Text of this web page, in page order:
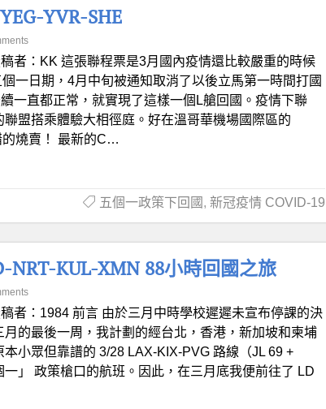
YVR-SHE
者：KK 這張聯程票是3月國內疫情還比較嚴重的時候
一日期，4月中旬被通知取消了以後立馬第一時間打國
一直都正常，就實現了這樣一個L艙回國。疫情下聯
盟搭乘體驗大相徑庭。好在溫哥華機場國際區的
的燒賣！ 最新的C…
五個一政策下回國 , 新冠疫情 COVID-19
NRT-KUL-XMN 88小時回國之旅
者：1984 前言 由於三月中時學校遲遲未宣布停課的決
的最後一周，我計劃的經台北，香港，新加坡和柬埔
小眾但靠譜的 3/28 LAX-KIX-PVG 路線（JL 69 +
」 政策槍口的航班。因此，在三月底我便前往了 LD